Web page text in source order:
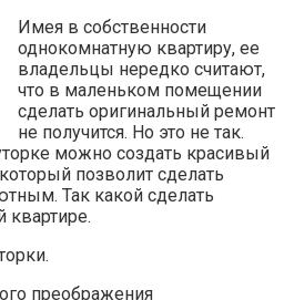
Имея в собственности
однокомнатную квартиру, ее
владельцы нередко считают,
что в маленьком помещении
сделать оригинальный ремонт
не получится. Но это не так.
можно создать красивый
позволит сделать
Так какой сделать
квартире.
преображения